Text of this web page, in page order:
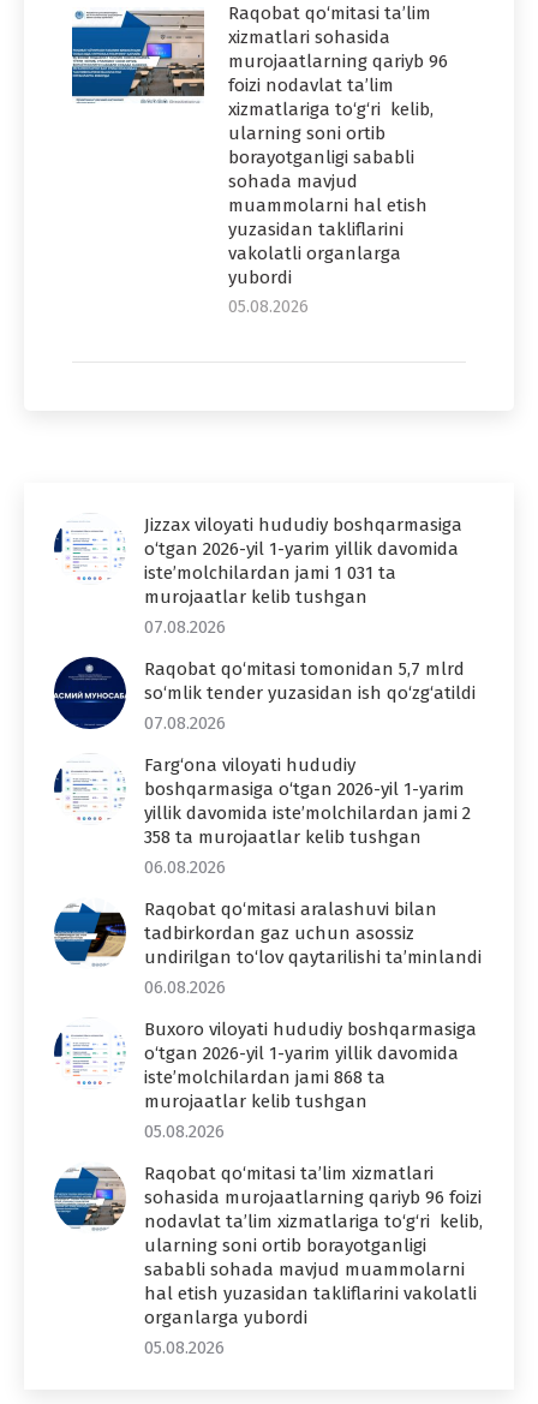
Raqobat qo‘mitasi ta’lim
xizmatlari sohasida
murojaatlarning qariyb 96
foizi nodavlat ta’lim
xizmatlariga to‘g‘ri kelib,
ularning soni ortib
borayotganligi sababli
sohada mavjud
muammolarni hal etish
yuzasidan takliflarini
vakolatli organlarga
yubordi
05.08.2026
Jizzax viloyati hududiy boshqarmasiga
o‘tgan 2026-yil 1-yarim yillik davomida
iste’molchilardan jami 1 031 ta
murojaatlar kelib tushgan
07.08.2026
Raqobat qo‘mitasi tomonidan 5,7 mlrd
so‘mlik tender yuzasidan ish qo‘zg‘atildi
07.08.2026
Farg‘ona viloyati hududiy
boshqarmasiga o‘tgan 2026-yil 1-yarim
yillik davomida iste’molchilardan jami 2
358 ta murojaatlar kelib tushgan
06.08.2026
Raqobat qo‘mitasi aralashuvi bilan
tadbirkordan gaz uchun asossiz
undirilgan to‘lov qaytarilishi ta’minlandi
06.08.2026
Buxoro viloyati hududiy boshqarmasiga
o‘tgan 2026-yil 1-yarim yillik davomida
iste’molchilardan jami 868 ta
murojaatlar kelib tushgan
05.08.2026
Raqobat qo‘mitasi ta’lim xizmatlari
sohasida murojaatlarning qariyb 96 foizi
nodavlat ta’lim xizmatlariga to‘g‘ri kelib,
ularning soni ortib borayotganligi
sababli sohada mavjud muammolarni
hal etish yuzasidan takliflarini vakolatli
organlarga yubordi
05.08.2026